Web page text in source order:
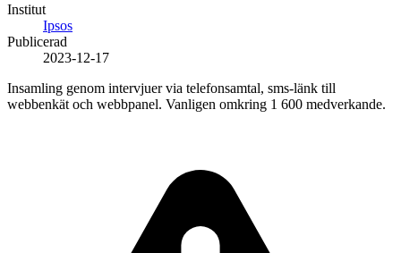
Institut
Ipsos
Publicerad
2023-12-17
Insamling genom intervjuer via telefonsamtal, sms-länk till
webbenkät och webbpanel. Vanligen omkring 1 600 medverkande.